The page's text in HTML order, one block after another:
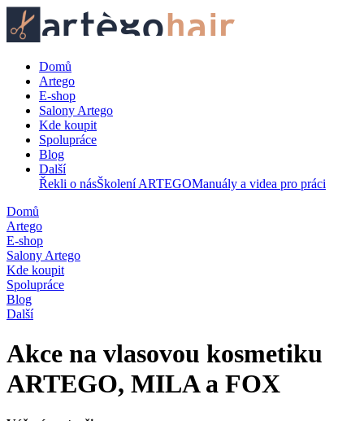
Domů
Artego
E-shop
Salony Artego
Kde koupit
Spolupráce
Blog
Další
Řekli o násŠkolení ARTEGOManuály a videa pro práci
Domů
Artego
E-shop
Salony Artego
Kde koupit
Spolupráce
Blog
Další
Akce na vlasovou kosmetiku
ARTEGO, MILA a FOX